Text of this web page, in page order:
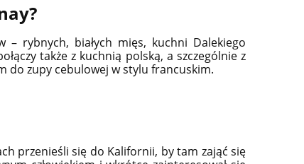
rybnych, białych mięs, kuchni Dalekiego
także z kuchnią polską, a szczególnie z
do zupy cebulowej w stylu francuskim.
przenieśli się do Kalifornii, by tam zająć się